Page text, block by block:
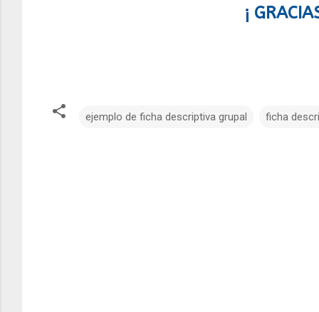
¡
ejemplo de ficha descriptiva grupal ficha